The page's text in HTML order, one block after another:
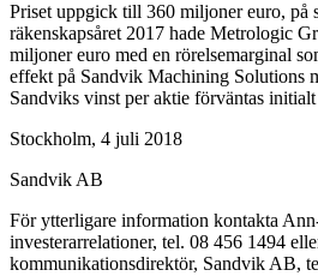
Priset uppgick till 360 miljoner euro, på
räkenskapsåret 2017 hade Metrologic
miljoner euro med en rörelsemarginal
effekt på Sandvik Machining Solutions
Sandviks vinst per aktie förväntas
Stockholm, 4 juli 2018
Sandvik AB
För ytterligare information kontakta
investerarrelationer, tel. 08 456 1494
kommunikationsdirektör, Sandvik AB,